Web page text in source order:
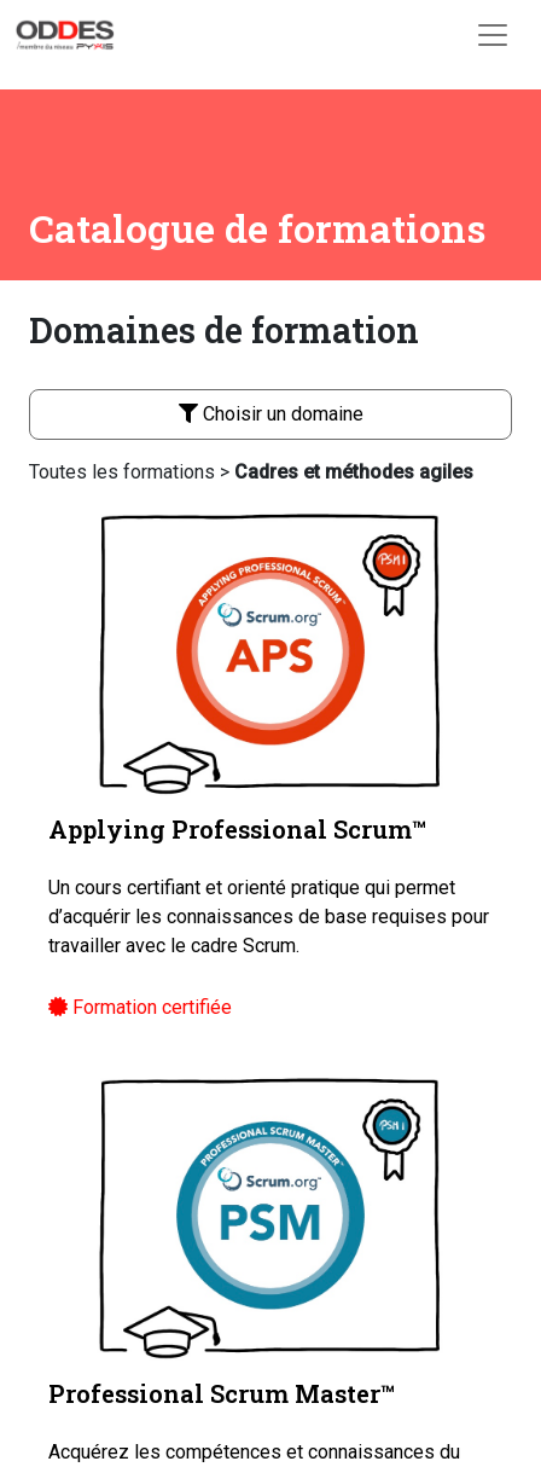
Catalogue de formations
Domaines de formation
Choisir un domaine
Toutes les formations > Cadres et méthodes agiles
Applying Professional Scrum™️
Un cours certifiant et orienté pratique qui permet
d’acquérir les connaissances de base requises pour
travailler avec le cadre Scrum.
Formation certifiée
Professional Scrum Master™️
Acquérez les compétences et connaissances du